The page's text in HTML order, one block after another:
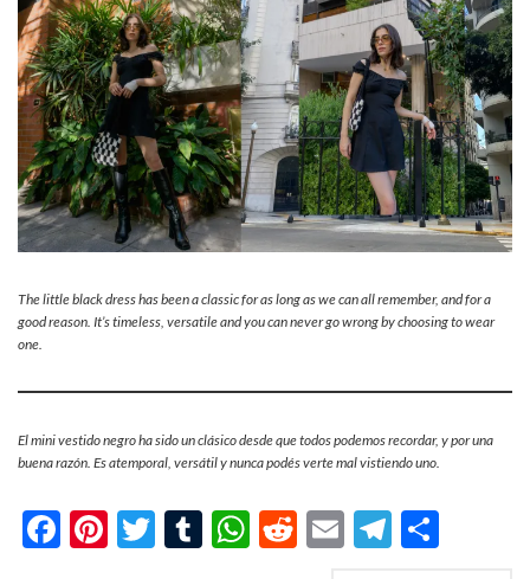
The little black dress has been a classic for as long as we can all remember, and for a
good reason. It’s timeless, versatile and you can never go wrong by choosing to wear
one.
El mini vestido negro ha sido un clásico desde que todos podemos recordar, y por una
buena razón. Es atemporal, versátil y nunca podés verte mal vistiendo uno.
Facebook
Pinterest
Twitter
Tumblr
WhatsApp
Reddit
Email